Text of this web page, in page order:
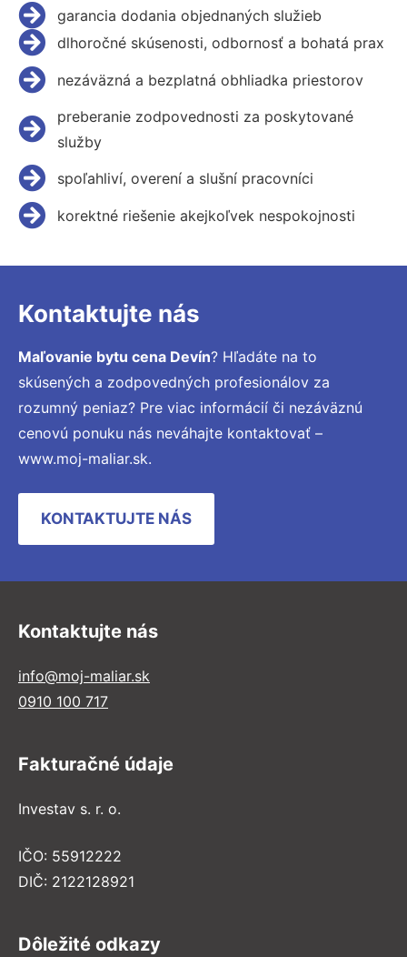
garancia dodania objednaných služieb
dlhoročné skúsenosti, odbornosť a bohatá prax
nezáväzná a bezplatná obhliadka priestorov
preberanie zodpovednosti za poskytované
služby
spoľahliví, overení a slušní pracovníci
korektné riešenie akejkoľvek nespokojnosti
Kontaktujte nás
Maľovanie bytu cena Devín? Hľadáte na to
skúsených a zodpovedných profesionálov za
rozumný peniaz? Pre viac informácií či nezáväznú
cenovú ponuku nás neváhajte kontaktovať –
www.moj-maliar.sk.
KONTAKTUJTE NÁS
Kontaktujte nás
info@moj-maliar.sk
0910 100 717
Fakturačné údaje
Investav s. r. o.
IČO: 55912222
DIČ: 2122128921
Dôležité odkazy